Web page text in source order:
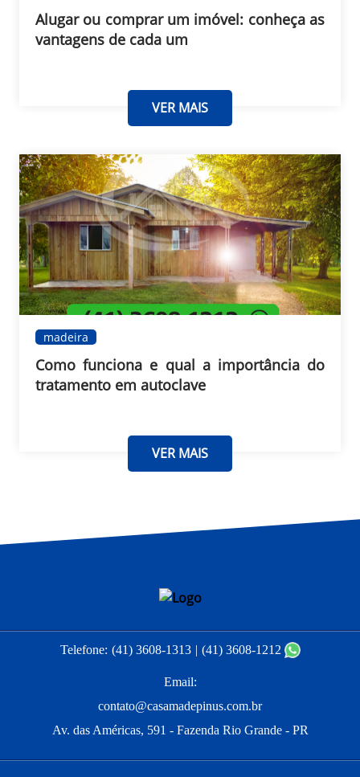
Alugar ou comprar um imóvel: conheça as
vantagens de cada um
VER MAIS
madeira
Como funciona e qual a importância do
tratamento em autoclave
VER MAIS
Telefone: (41) 3608-1313 (41) 3608-1212
Email:
contato@casamadepinus.com.br
Av. das Américas, 591 - Fazenda Rio Grande - PR